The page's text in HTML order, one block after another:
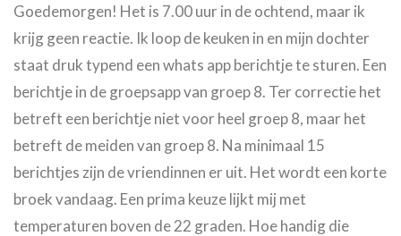
Goedemorgen! Het is 7.00 uur in de ochtend, maar ik
krijg geen reactie. Ik loop de keuken in en mijn dochter
staat druk typend een whats app berichtje te sturen. Een
berichtje in de groepsapp van groep 8. Ter correctie het
betreft een berichtje niet voor heel groep 8, maar het
betreft de meiden van groep 8. Na minimaal 15
berichtjes zijn de vriendinnen er uit. Het wordt een korte
broek vandaag. Een prima keuze lijkt mij met
temperaturen boven de 22 graden. Hoe handig die